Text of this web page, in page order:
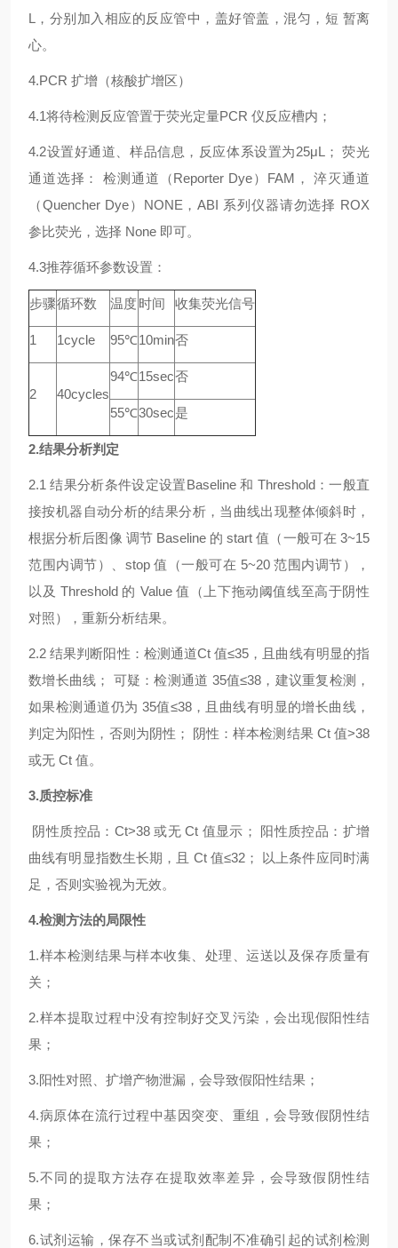
L，分别加入相应的反应管中，盖好管盖，混匀，短 暂离
心。
4.PCR 扩增（核酸扩增区）
4.1将待检测反应管置于荧光定量PCR 仪反应槽内；
4.2设置好通道、样品信息，反应体系设置为25μL； 荧光
通道选择： 检测通道（Reporter Dye）FAM， 淬灭通道
（Quencher Dye）NONE，ABI 系列仪器请勿选择 ROX
参比荧光，选择 None 即可。
4.3推荐循环参数设置：
步骤循环数 温度时间 收集荧光信号
1 1cycle 95℃10min否
2 40cycles
94℃15sec否
55℃30sec是
2.结果分析判定
2.1 结果分析条件设定设置Baseline 和 Threshold：一般直
接按机器自动分析的结果分析，当曲线出现整体倾斜时，
根据分析后图像 调节 Baseline 的 start 值（一般可在 3~15
范围内调节）、stop 值（一般可在 5~20 范围内调节），
以及 Threshold 的 Value 值（上下拖动阈值线至高于阴性
对照），重新分析结果。
2.2 结果判断阳性：检测通道Ct 值≤35，且曲线有明显的指
数增长曲线； 可疑：检测通道 35值≤38，建议重复检测，
如果检测通道仍为 35值≤38，且曲线有明显的增长曲线，
判定为阳性，否则为阴性； 阴性：样本检测结果 Ct 值>38
或无 Ct 值。
3.质控标准
阴性质控品：Ct>38 或无 Ct 值显示； 阳性质控品：扩增
曲线有明显指数生长期，且 Ct 值≤32； 以上条件应同时满
足，否则实验视为无效。
4.检测方法的局限性
1.样本检测结果与样本收集、处理、运送以及保存质量有
关；
2.样本提取过程中没有控制好交叉污染，会出现假阳性结
果；
3.阳性对照、扩增产物泄漏，会导致假阳性结果；
4.病原体在流行过程中基因突变、重组，会导致假阴性结
果；
5.不同的提取方法存在提取效率差异，会导致假阴性结
果；
6.试剂运输，保存不当或试剂配制不准确引起的试剂检测